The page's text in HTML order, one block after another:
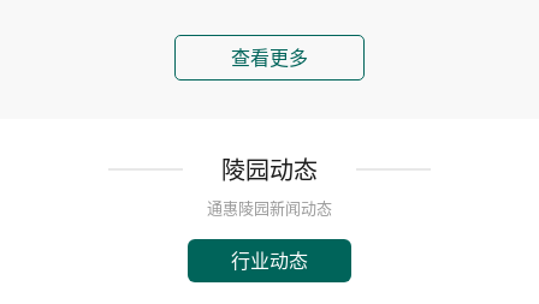
查看更多
陵园动态
通惠陵园新闻动态
行业动态